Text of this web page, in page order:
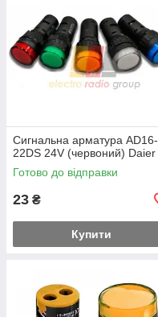
Сигнальна арматура AD16-
22DS 24V (червоний) Daier
Готово до відправки
23 ₴
Купити